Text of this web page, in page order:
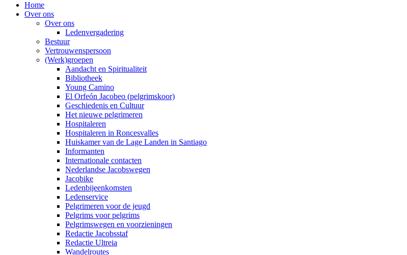
Home
Over ons
Over ons
Ledenvergadering
Bestuur
Vertrouwenspersoon
(Werk)groepen
Aandacht en Spiritualiteit
Bibliotheek
Young Camino
El Orfeón Jacobeo (pelgrimskoor)
Geschiedenis en Cultuur
Het nieuwe pelgrimeren
Hospitaleren
Hospitaleren in Roncesvalles
Huiskamer van de Lage Landen in Santiago
Informanten
Internationale contacten
Nederlandse Jacobswegen
Jacobike
Ledenbijeenkomsten
Ledenservice
Pelgrimeren voor de jeugd
Pelgrims voor pelgrims
Pelgrimswegen en voorzieningen
Redactie Jacobsstaf
Redactie Ultreia
Wandelroutes